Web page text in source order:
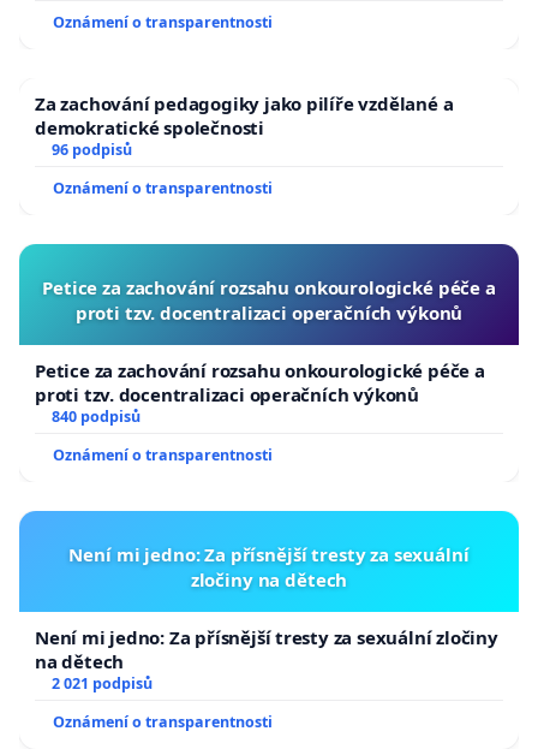
Oznámení o transparentnosti
Za zachování pedagogiky jako pilíře vzdělané a
demokratické společnosti
96 podpisů
Oznámení o transparentnosti
Petice za zachování rozsahu onkourologické péče a
proti tzv. docentralizaci operačních výkonů
Petice za zachování rozsahu onkourologické péče a
proti tzv. docentralizaci operačních výkonů
840 podpisů
Oznámení o transparentnosti
Není mi jedno: Za přísnější tresty za sexuální
zločiny na dětech
Není mi jedno: Za přísnější tresty za sexuální zločiny
na dětech
2 021 podpisů
Oznámení o transparentnosti